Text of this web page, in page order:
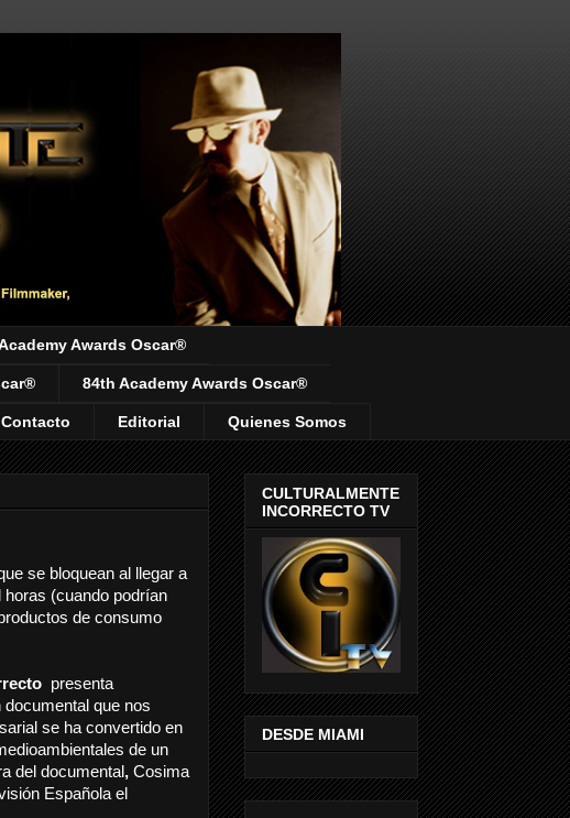
Awards Oscar®
84th Academy Awards Oscar®
Contacto Editorial Quienes Somos
se bloquean al llegar a
(cuando podrían
de consumo
presenta
documental que nos
se ha convertido en
de un
del documental, Cosima
ón Española el
CULTURALMENTE
INCORRECTO TV
DESDE MIAMI